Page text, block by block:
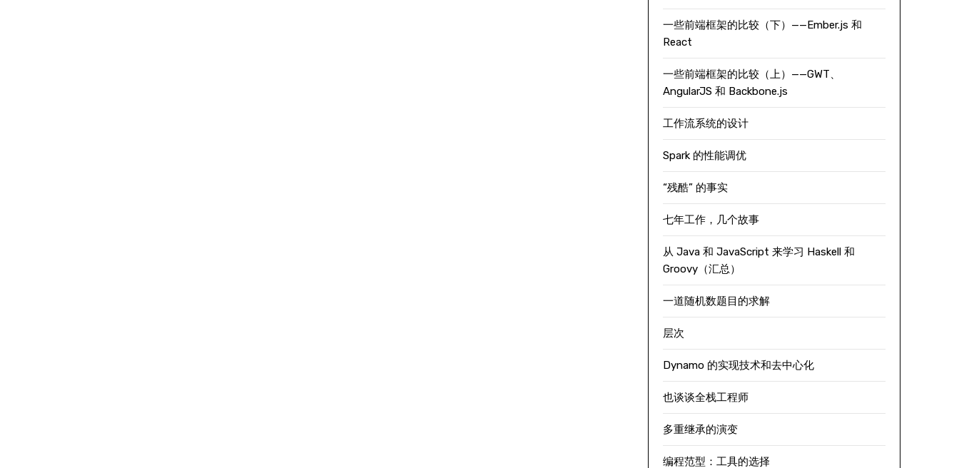
一些前端框架的比较（下）——Ember.js 和
React
一些前端框架的比较（上）——GWT、
AngularJS 和 Backbone.js
工作流系统的设计
Spark 的性能调优
“残酷” 的事实
七年工作，几个故事
从 Java 和 JavaScript 来学习 Haskell 和
Groovy（汇总）
一道随机数题目的求解
层次
Dynamo 的实现技术和去中心化
也谈谈全栈工程师
多重继承的演变
编程范型：工具的选择